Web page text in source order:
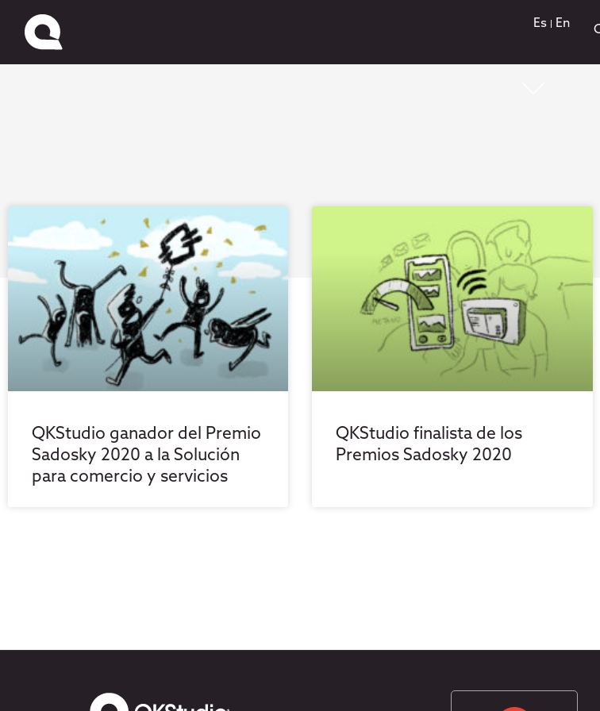
Es En
QKStudio ganador del Premio
Sadosky 2020 a la Solución
para comercio y servicios
QKStudio finalista de los
Premios Sadosky 2020